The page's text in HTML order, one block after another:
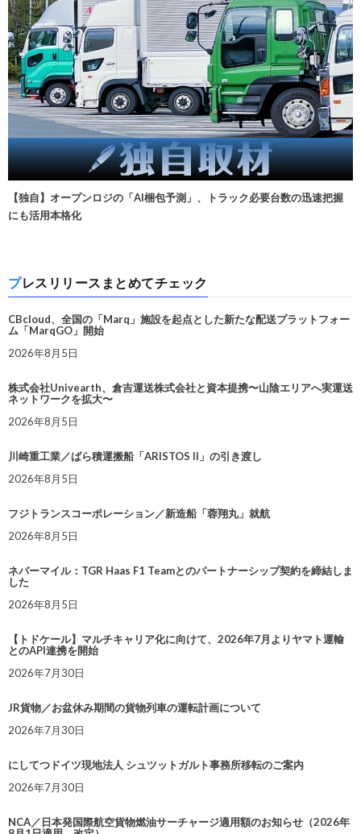
【独自】オープンロジの「AI梱包予測」、トラック必要台数の迅速把握
にも活用本格化
プレスリリースまとめてチェック
CBcloud、全国の「Marq」施設を起点とした新たな配送プラットフォー
ム「MarqGO」開始
2026年8月5日
株式会社Univearth、倉吉運送株式会社と資本提携〜山陰エリアへ実運送
ネットワークを拡大〜
2026年8月5日
川崎重工業／ばら積運搬船「ARISTOS II」の引き渡し
2026年8月5日
フジトランスコーポレーション／新造船「蓉翔丸」就航
2026年8月5日
ネバーマイル：TGR Haas F1 Teamとのパートナーシップ契約を締結しま
した
2026年8月5日
【トドケール】マルチキャリア化に向けて、2026年7月よりヤマト運輸
とのAPI連携を開始
2026年7月30日
JR貨物／お盆休み期間の貨物列車の運転計画について
2026年7月30日
にしてつドイツ現地法人 シュツットガルト事務所移転のご案内
2026年7月30日
NCA／日本発国際航空貨物燃油サーチャージ適用額のお知らせ（2026年